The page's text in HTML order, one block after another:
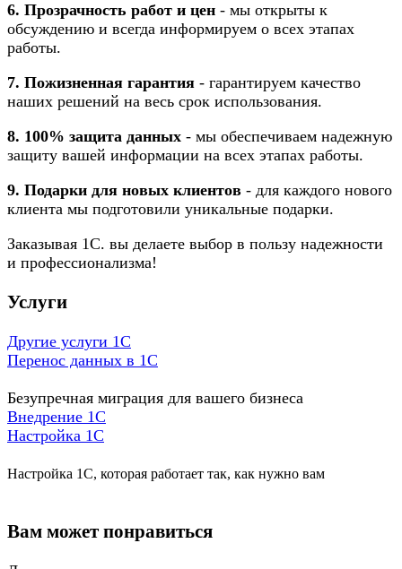
6. Прозрачность работ и цен - мы открыты к
обсуждению и всегда информируем о всех этапах
работы.
7. Пожизненная гарантия - гарантируем качество
наших решений на весь срок использования.
8. 100% защита данных - мы обеспечиваем надежную
защиту вашей информации на всех этапах работы.
9. Подарки для новых клиентов - для каждого нового
клиента мы подготовили уникальные подарки.
Заказывая 1С. вы делаете выбор в пользу надежности
и профессионализма!
Услуги
Другие услуги 1С
Перенос данных в 1С
Безупречная миграция для вашего бизнеса
Внедрение 1С
Настройка 1C
Настройка 1С, которая работает так, как нужно вам
Вам может понравиться